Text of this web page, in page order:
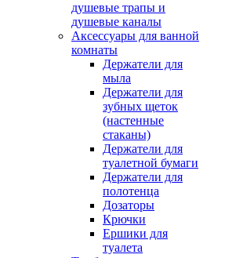
душевые трапы и
душевые каналы
Аксессуары для ванной
комнаты
Держатели для
мыла
Держатели для
зубных щеток
(настенные
стаканы)
Держатели для
туалетной бумаги
Держатели для
полотенца
Дозаторы
Крючки
Ершики для
туалета